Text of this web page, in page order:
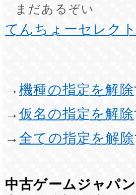
まだあるぞい
てんちょーセレク
→機種の指定を解除
→仮名の指定を解除
→全ての指定を解除
中古ゲームジャパ